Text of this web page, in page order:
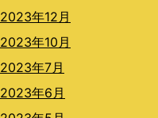
2023年12月
2023年10月
2023年7月
2023年6月